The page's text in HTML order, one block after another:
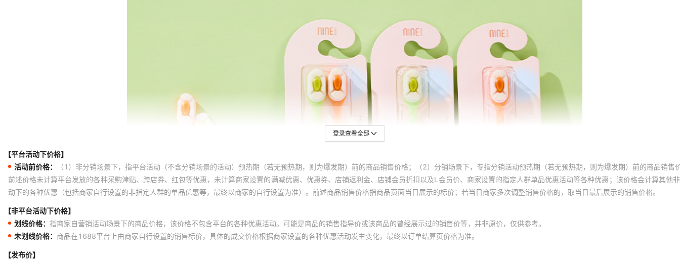
登录查看全部
【平台活动下价格】
活动前价格：
（1）非分销场景下，指平台活动（不含分销场景的活动）预热期（若无预热期，则为爆发期）前的商品销售价格；（2）分销场景下，专指分销活动预热期（若无预热期，则为爆发期）前的商品销售
前述价格未计算平台发放的各种采购津贴、跨店券、红包等优惠，未计算商家设置的满减优惠、优惠券、店铺返利金、店铺会员折扣以及L会员价、商家设置的指定人群单品优惠活动等各种优惠；该价格会计算其他
动下的各种优惠（包括商家自行设置的非指定人群的单品优惠等，最终以商家的自行设置为准）。前述商品销售价格指商品页面当日展示的标价；若当日商家多次调整销售价格的，取当日最后展示的销售价格。
【非平台活动下价格】
划线价格： 指商家自营销活动场景下的商品价格，该价格不包含平台的各种优惠活动。可能是商品的销售指导价或该商品的曾经展示过的销售价等，并非原价，仅供参考。
未划线价格： 商品在1688平台上由商家自行设置的销售标价，具体的成交价格根据商家设置的各种优惠活动发生变化，最终以订单结算页价格为准。
【发布价】